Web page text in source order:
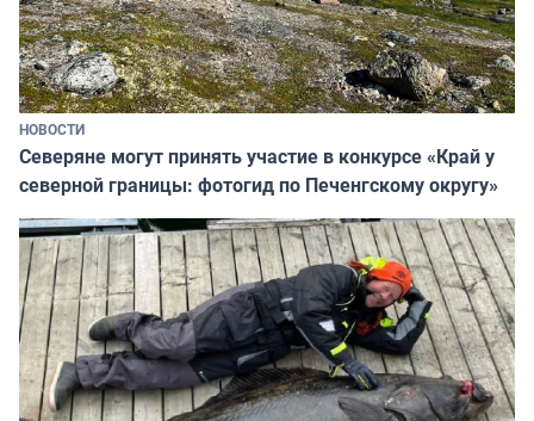
НОВОСТИ
Северяне могут принять участие в конкурсе «Край у
северной границы: фотогид по Печенгскому округу»